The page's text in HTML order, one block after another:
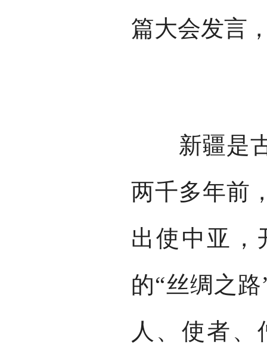
篇大会发言
新疆是古
两千多年前
出使中亚，
的“丝绸之
人、使者